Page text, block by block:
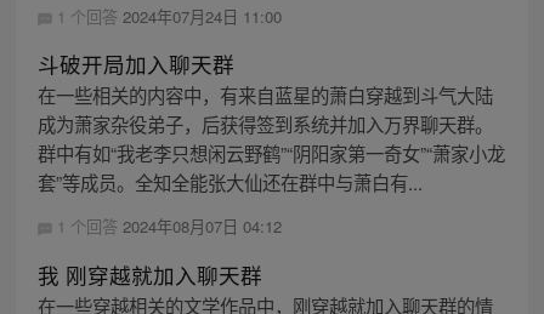
1 个回答 2024年07月24日 11:00
斗破开局加入聊天群
在一些相关的内容中，有来自蓝星的萧白穿越到斗气大陆
成为萧家杂役弟子，后获得签到系统并加入万界聊天群。
群中有如“我老李只想闲云野鹤”“阴阳家第一奇女”“萧家小龙
套”等成员。全知全能张大仙还在群中与萧白有...
1 个回答 2024年08月07日 04:12
我 刚穿越就加入聊天群
在一些穿越相关的文学作品中，刚穿越就加入聊天群的情